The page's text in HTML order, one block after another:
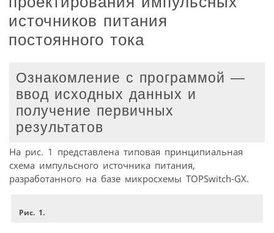
источников питания
постоянного тока
Ознакомление с программой —
ввод исходных данных и
получение первичных
результатов
На рис. 1 представлена типовая принципиальная
схема импульсного источника питания,
разработанного на базе микросхемы TOPSwitch-GX.
Рис. 1.